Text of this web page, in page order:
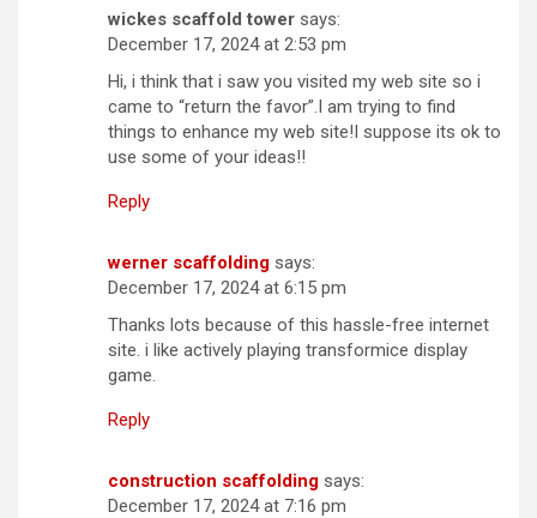
wickes scaffold tower says:
December 17, 2024 at 2:53 pm
Hi, i think that i saw you visited my web site so i
came to “return the favor”.I am trying to find
things to enhance my web site!I suppose its ok to
use some of your ideas!!
Reply
werner scaffolding says:
December 17, 2024 at 6:15 pm
Thanks lots because of this hassle-free internet
site. i like actively playing transformice display
game.
Reply
construction scaffolding says:
December 17, 2024 at 7:16 pm